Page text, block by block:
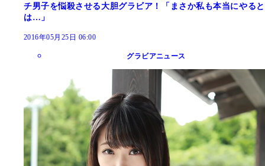
チ男子を悩殺させる大胆グラビア！「まさか私も本当にやると
は…」
2016年05月25日 06:00
グラビアニュース